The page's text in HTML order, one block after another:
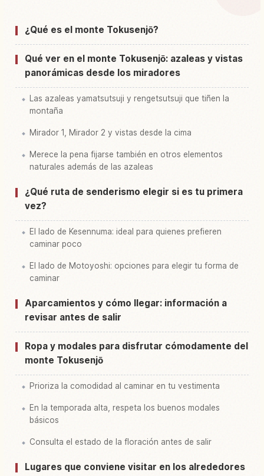
¿Qué es el monte Tokusenjō?
Qué ver en el monte Tokusenjō: azaleas y vistas
panorámicas desde los miradores
Las azaleas yamatsutsuji y rengetsutsuji que tiñen la
montaña
Mirador 1, Mirador 2 y vistas desde la cima
Merece la pena fijarse también en otros elementos
naturales además de las azaleas
¿Qué ruta de senderismo elegir si es tu primera
vez?
El lado de Kesennuma: ideal para quienes prefieren
caminar poco
El lado de Motoyoshi: opciones para elegir tu forma de
caminar
Aparcamientos y cómo llegar: información a
revisar antes de salir
Ropa y modales para disfrutar cómodamente del
monte Tokusenjō
Prioriza la comodidad al caminar en tu vestimenta
En la temporada alta, respeta los buenos modales
básicos
Consulta el estado de la floración antes de salir
Lugares que conviene visitar en los alrededores